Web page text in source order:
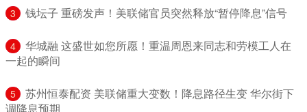
3 ​钱坛子 重磅发声！美联储官员突然释放“暂停降息”信号
4
​华城融 这盛世如您所愿！重温周恩来同志和劳模工人在
一起的瞬间
5
​苏州恒泰配资 美联储重大变数！降息路径生变 华尔街下
调降息预期